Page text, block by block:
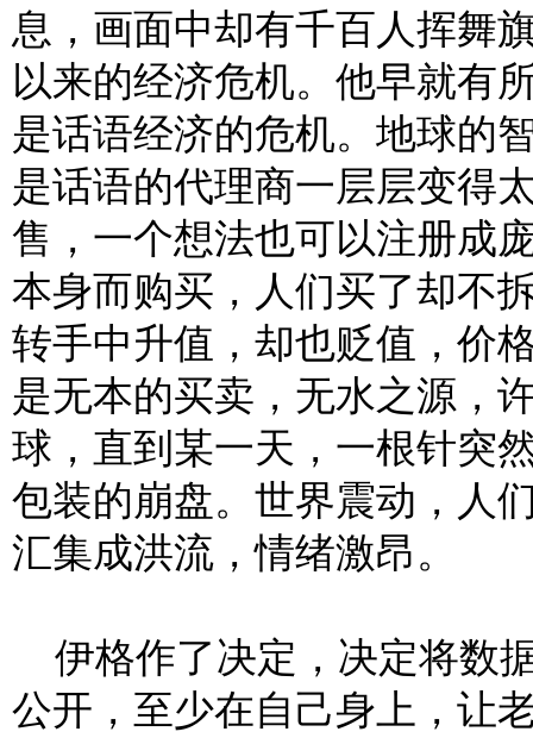
息，画面中却有千百人挥舞
以来的经济危机。他早就有
是话语经济的危机。地球的
是话语的代理商一层层变得
售，一个想法也可以注册成
本身而购买，人们买了却不
转手中升值，却也贬值，价
是无本的买卖，无水之源，
球，直到某一天，一根针突
包装的崩盘。世界震动，人
汇集成洪流，情绪激昂。
伊格作了决定，决定将数
公开，至少在自己身上，让